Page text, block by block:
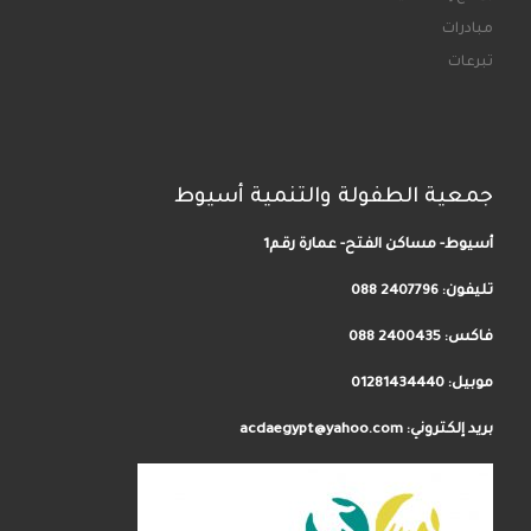
مبادرات
تبرعات
جمعية الطفولة والتنمية أسيوط
أسيوط- مساكن الفتح- عمارة رقم1
تليفون: 2407796 088
فاكس: 2400435 088
موبيل: 01281434440
بريد إلكتروني: acdaegypt@yahoo.com